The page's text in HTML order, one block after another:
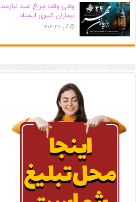
وقتی وقف چراغ امید
بیماران کلیوی ایستاد
آذر ۲۵, ۱۴۰۴